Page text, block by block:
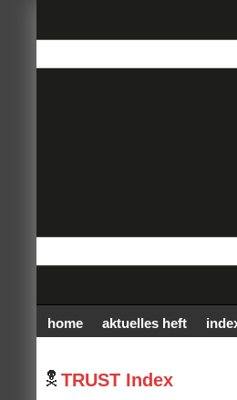
home aktuelles heft
TRUST Index